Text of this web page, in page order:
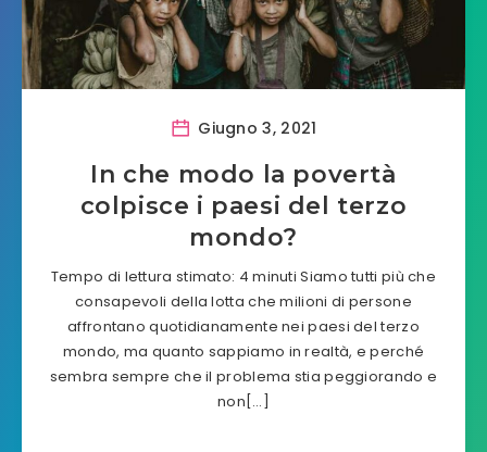
Giugno 3, 2021
In che modo la povertà
colpisce i paesi del terzo
mondo?
Tempo di lettura stimato: 4 minuti Siamo tutti più che
consapevoli della lotta che milioni di persone
affrontano quotidianamente nei paesi del terzo
mondo, ma quanto sappiamo in realtà, e perché
sembra sempre che il problema stia peggiorando e
non[…]